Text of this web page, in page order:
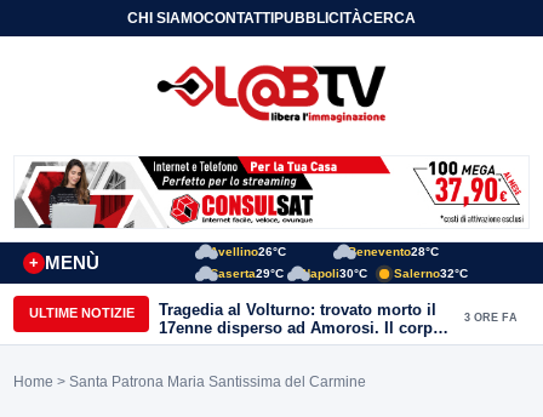
CHI SIAMOCONTATTIPUBBLICITÀCERCA
MENÙ
+
Avellino26°C Benevento28°C
Caserta29°C Napoli30°C Salerno32°C
ULTIME NOTIZIE
Tragedia al Volturno: trovato morto il
17enne disperso ad Amorosi. Il corpo
recuperato dai sommozzatori
3 ORE FA
Home > Santa Patrona Maria Santissima del Carmine